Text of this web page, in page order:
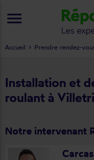
Installation et
roulant à
Notre intervenant
Accueil Prendre rendez-
menu